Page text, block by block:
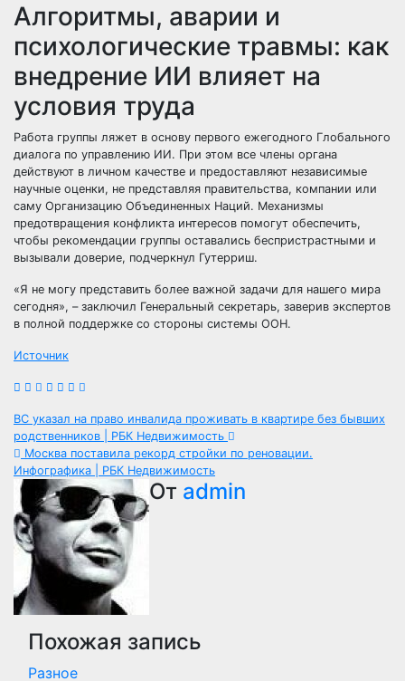
Алгоритмы, аварии и
психологические травмы: как
внедрение ИИ влияет на
условия труда
Работа группы ляжет в основу первого ежегодного Глобального
диалога по управлению ИИ. При этом все члены органа
действуют в личном качестве и предоставляют независимые
научные оценки, не представляя правительства, компании или
саму Организацию Объединенных Наций. Механизмы
предотвращения конфликта интересов помогут обеспечить,
чтобы рекомендации группы оставались беспристрастными и
вызывали доверие, подчеркнул Гутерриш.
«Я не могу представить более важной задачи для нашего мира
сегодня», – заключил Генеральный секретарь, заверив экспертов
в полной поддержке со стороны системы ООН.
Источник
Навигация
по
записям
ВС указал на право инвалида проживать в квартире без бывших
родственников | РБК Недвижимость
Москва поставила рекорд стройки по реновации.
Инфографика | РБК Недвижимость
От admin
Похожая запись
Разное